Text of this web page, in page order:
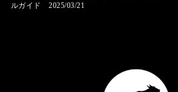
ルガイド 2025/03/21